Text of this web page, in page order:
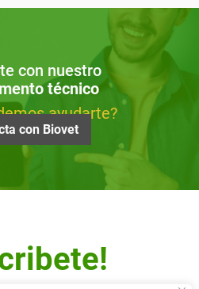
con nuestro
técnico
ayudarte?
con Biovet